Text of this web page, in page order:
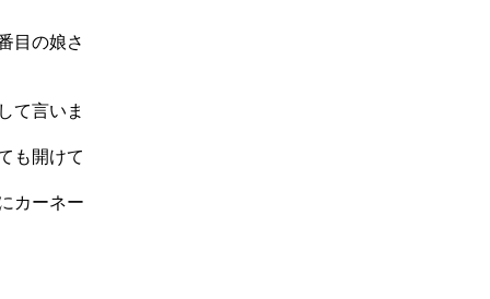
目の娘さ
て言いま
も開けて
カーネー